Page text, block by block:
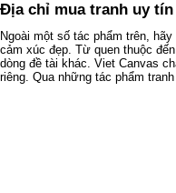
Địa chỉ mua tranh uy tín
Ngoài một số tác phẩm trên,
cảm xúc đẹp. Từ quen thuộc
dòng đề tài khác. Viet Canvas
riêng. Qua những tác phẩm